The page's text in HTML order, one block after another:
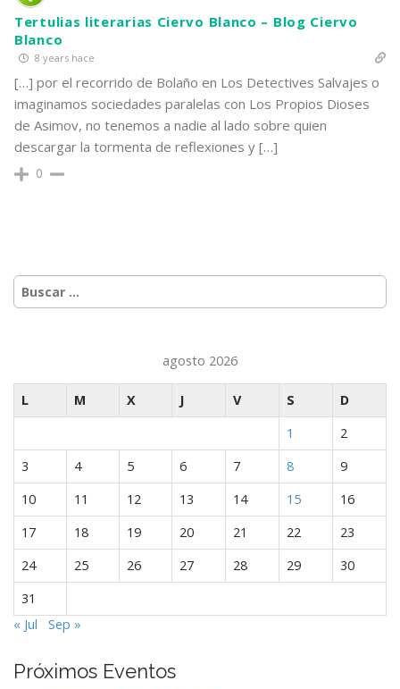
Tertulias literarias Ciervo Blanco – Blog Ciervo
Blanco
8 years hace
[…] por el recorrido de Bolaño en Los Detectives Salvajes o
imaginamos sociedades paralelas con Los Propios Dioses
de Asimov, no tenemos a nadie al lado sobre quien
descargar la tormenta de reflexiones y […]
0
Buscar:
agosto 2026
L M X J V S
D
1
2
3
4 5 6 7 8
9
10
11 12 13 14 15
16
17
18 19 20 21 22
23
24
25 26 27 28 29
30
31
« Jul
Sep »
Próximos Eventos